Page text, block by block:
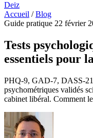
Deiz
Accueil / Blog
Guide pratique 22 février
Tests
essentiels pour
PHQ-9, GAD-7, DASS-
psychométriques validés
cabinet libéral. Comment